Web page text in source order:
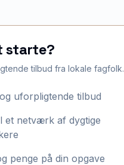
starte?
tilbud fra lokale fagfolk.
uforpligtende tilbud
et netværk af dygtige
penge på din opgave